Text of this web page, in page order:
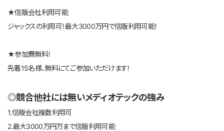
★信販会社利用可能
ジャックスの利用可！最大3000万円で信販利用可能！
★参加費無料！
先着15名様、無料にてご参加いただけます！
◎競合他社には無いメディオテックの強み
1.信販会社複数利用可
2.最大3000万円万まで信販利用可能